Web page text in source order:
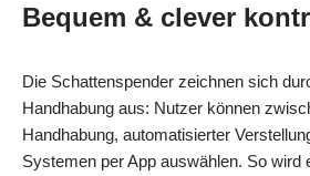
Bequem & clever
Die Schattenspender zeichnen sich
Handhabung aus: Nutzer können
Handhabung, automatisierter
Systemen per App auswählen. So wird